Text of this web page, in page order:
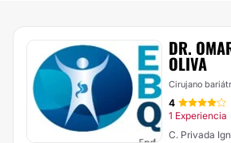
DR.
OLIVA
Cirujano
4
1 Experiencia
C. Privada